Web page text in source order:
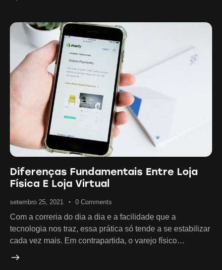
Diferenças Fundamentais Entre Loja
Física E Loja Virtual
setembro 25, 2021 0 Comments
Com a correria do dia a dia e a facilidade que a
tecnologia nos traz, essa prática só tende a se estabilizar
cada vez mais. Em contrapartida, o varejo físico…